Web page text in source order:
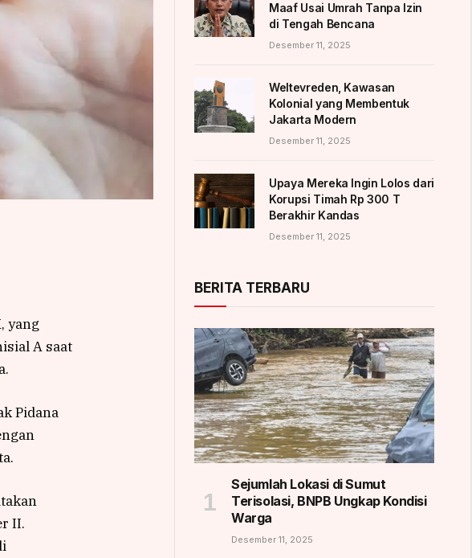
yang
A saat
Pidana
II.
Maaf Usai Umrah Tanpa Izin
di Tengah Bencana
Desember 11, 2025
Weltevreden, Kawasan
Kolonial yang Membentuk
Jakarta Modern
Desember 11, 2025
Upaya Mereka Ingin Lolos dari
Korupsi Timah Rp 300 T
Berakhir Kandas
Desember 11, 2025
BERITA TERBARU
Sejumlah Lokasi di Sumut
Terisolasi, BNPB Ungkap Kondisi
Warga
Desember 11, 2025